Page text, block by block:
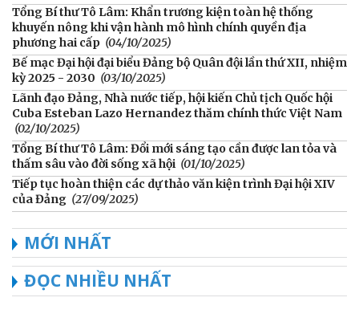
Tổng Bí thư Tô Lâm: Khẩn trương kiện toàn hệ thống
khuyến nông khi vận hành mô hình chính quyền địa
phương hai cấp (04/10/2025)
Bế mạc Đại hội đại biểu Đảng bộ Quân đội lần thứ XII, nhiệm
kỳ 2025 - 2030 (03/10/2025)
Lãnh đạo Đảng, Nhà nước tiếp, hội kiến Chủ tịch Quốc hội
Cuba Esteban Lazo Hernandez thăm chính thức Việt Nam
(02/10/2025)
Tổng Bí thư Tô Lâm: Đổi mới sáng tạo cần được lan tỏa và
thấm sâu vào đời sống xã hội (01/10/2025)
Tiếp tục hoàn thiện các dự thảo văn kiện trình Đại hội XIV
của Đảng (27/09/2025)
MỚI NHẤT
ĐỌC NHIỀU NHẤT